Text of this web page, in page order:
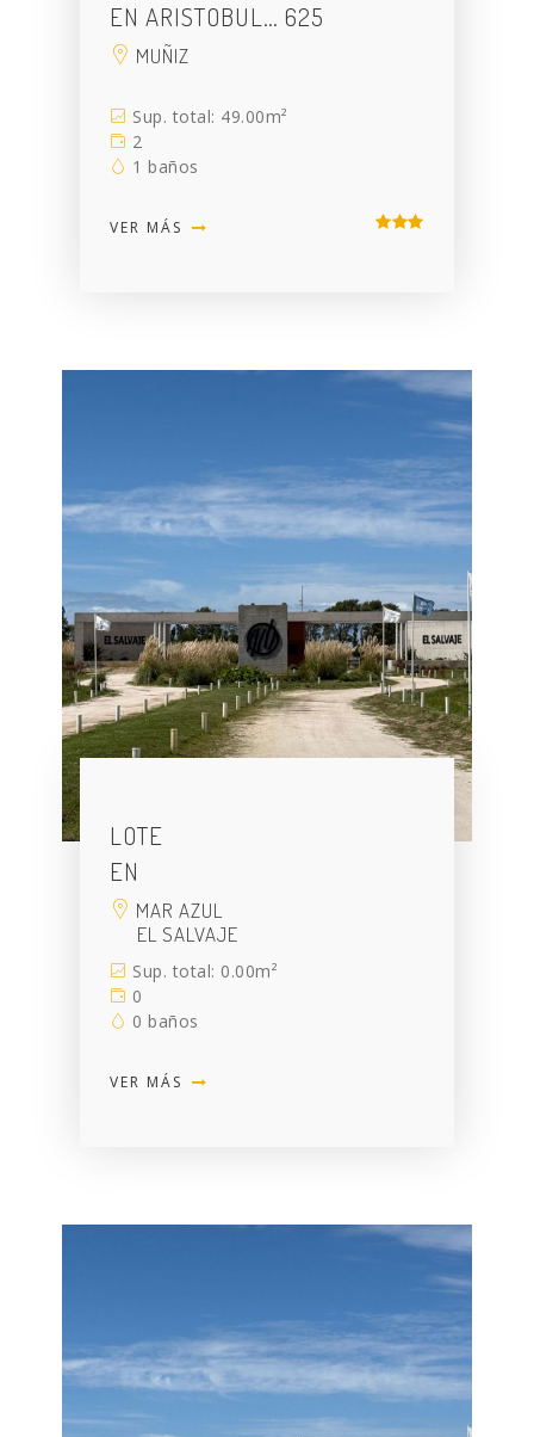
EN ARISTOBUL… 625
MUÑIZ
Sup. total: 49.00m²
2
1 baños
VER MÁS
LOTE
EN
MAR AZUL
EL SALVAJE
Sup. total: 0.00m²
0
0 baños
VER MÁS